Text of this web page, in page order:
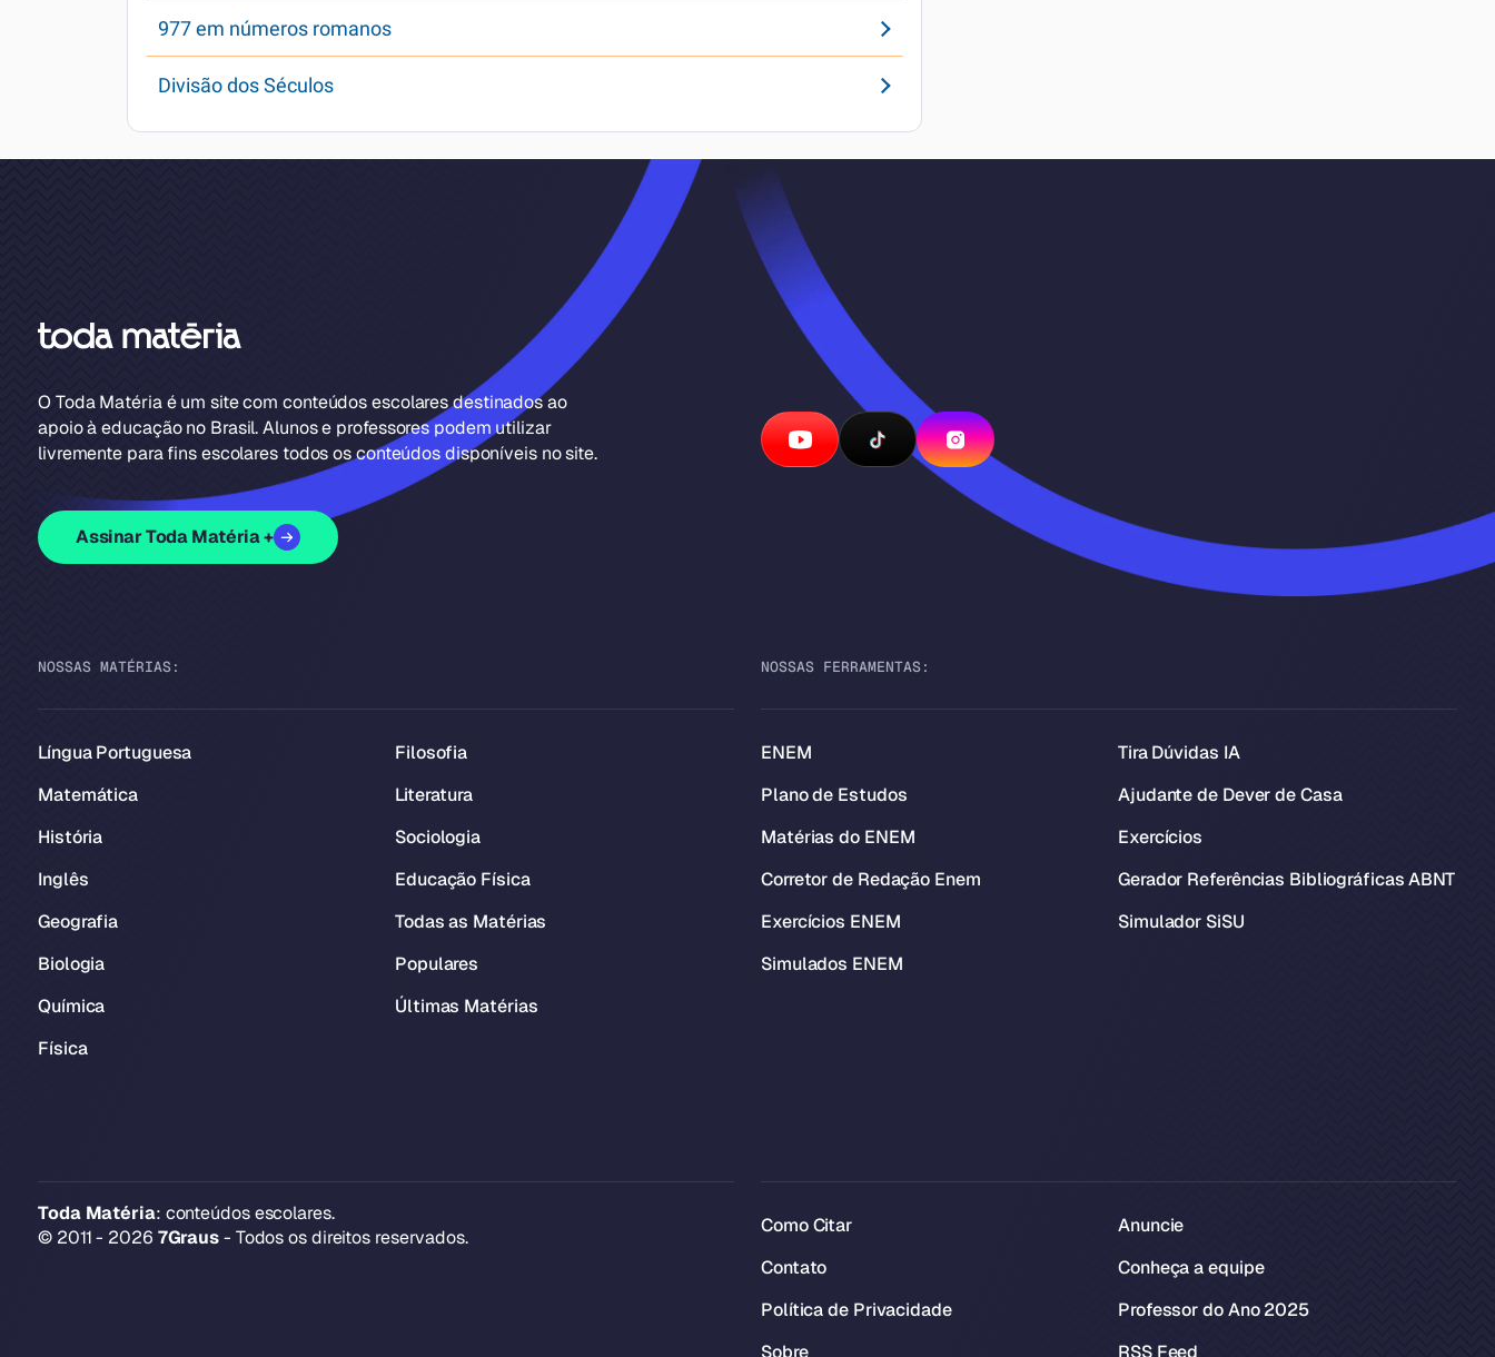
977 em números romanos
Divisão dos Séculos
O Toda Matéria é um site com conteúdos escolares destinados ao
apoio à educação no Brasil. Alunos e professores podem utilizar
livremente para fins escolares todos os conteúdos disponíveis no site.
Assinar Toda Matéria +
NOSSAS MATÉRIAS:
Língua Portuguesa
Matemática
História
Inglês
Geografia
Biologia
Química
Física
Filosofia
Literatura
Sociologia
Educação Física
Todas as Matérias
Populares
Últimas Matérias
NOSSAS FERRAMENTAS:
ENEM
Plano de Estudos
Matérias do ENEM
Corretor de Redação Enem
Exercícios ENEM
Simulados ENEM
Tira Dúvidas IA
Ajudante de Dever de Casa
Exercícios
Gerador Referências Bibliográficas ABNT
Simulador SiSU
Toda Matéria: conteúdos escolares.
© 2011 - 2026 7Graus- Todos os direitos reservados.
Como Citar
Contato
Política de Privacidade
Sobre
Anuncie
Conheça a equipe
Professor do Ano 2025
RSS Feed